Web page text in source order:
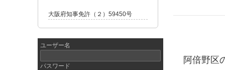
阿倍野区
大阪府知事免許（２）59450号
ユーザー名
パスワード